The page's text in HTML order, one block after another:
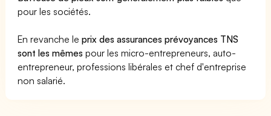
pour les sociétés.
En revanche leprix des assurances prévoyances TNS
sont les mêmes pour les micro-entrepreneurs, auto-
entrepreneur, professions libérales et chef d'entreprise
non salarié.